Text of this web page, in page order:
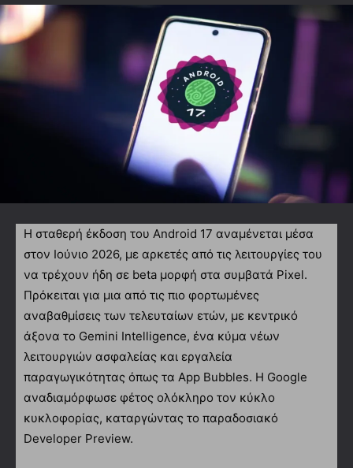
Η σταθερή έκδοση του Android 17 αναμένεται μέσα
στον Ιούνιο 2026, με αρκετές από τις λειτουργίες του
να τρέχουν ήδη σε beta μορφή στα συμβατά Pixel.
Πρόκειται για μια από τις πιο φορτωμένες
αναβαθμίσεις των τελευταίων ετών, με κεντρικό
άξονα το Gemini Intelligence, ένα κύμα νέων
λειτουργιών ασφαλείας και εργαλεία
παραγωγικότητας όπως τα App Bubbles. Η Google
αναδιαμόρφωσε φέτος ολόκληρο τον κύκλο
κυκλοφορίας, καταργώντας το παραδοσιακό
Developer Preview.